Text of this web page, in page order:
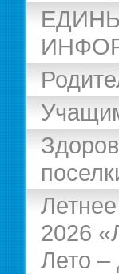
2026
Лето –